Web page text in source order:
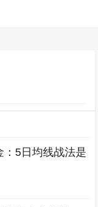
：5日均线战法是